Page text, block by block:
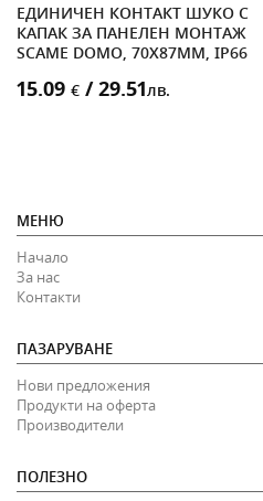
ЕДИНИЧЕН КОНТАКТ ШУКО С
КАПАК ЗА ПАНЕЛЕН МОНТАЖ
SCAME DOMO, 70X87MM, IP66
15.09 € / 29.51лв.
МЕНЮ
Начало
За нас
Контакти
ПАЗАРУВАНЕ
Нови предложения
Продукти на оферта
Производители
ПОЛЕЗНО